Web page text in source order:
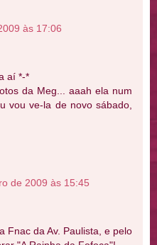
às 17:06
aí *-*
da Meg... aaah ela num
vou ve-la de novo sábado,
de 2009 às 15:45
Fnac da Av. Paulista, e pelo